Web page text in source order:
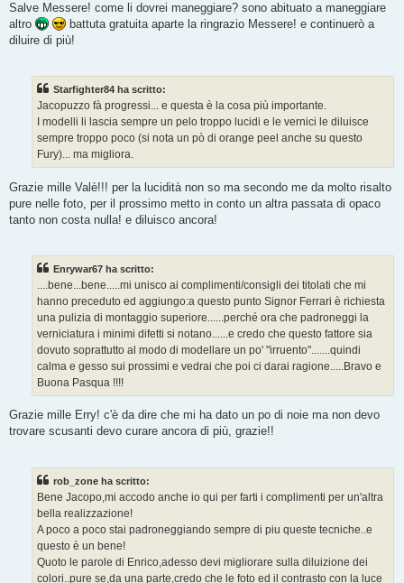
Salve Messere! come li dovrei maneggiare? sono abituato a maneggiare
altro
battuta gratuita aparte la ringrazio Messere! e continuerò a
diluire di più!
Starfighter84 ha scritto:
Jacopuzzo fà progressi... e questa è la cosa più importante.
I modelli li lascia sempre un pelo troppo lucidi e le vernici le diluisce
sempre troppo poco (si nota un pò di orange peel anche su questo
Fury)... ma migliora.
Grazie mille Valè!!! per la lucidità non so ma secondo me da molto risalto
pure nelle foto, per il prossimo metto in conto un altra passata di opaco
tanto non costa nulla! e diluisco ancora!
Enrywar67 ha scritto:
....bene...bene.....mi unisco ai complimenti/consigli dei titolati che mi
hanno preceduto ed aggiungo:a questo punto Signor Ferrari è richiesta
una pulizia di montaggio superiore......perché ora che padroneggi la
verniciatura i minimi difetti si notano......e credo che questo fattore sia
dovuto soprattutto al modo di modellare un po' "irruento".......quindi
calma e gesso sui prossimi e vedrai che poi ci darai ragione.....Bravo e
Buona Pasqua !!!!
Grazie mille Erry! c'è da dire che mi ha dato un po di noie ma non devo
trovare scusanti devo curare ancora di più, grazie!!
rob_zone ha scritto:
Bene Jacopo,mi accodo anche io qui per farti i complimenti per un'altra
bella realizzazione!
A poco a poco stai padroneggiando sempre di piu queste tecniche..e
questo è un bene!
Quoto le parole di Enrico,adesso devi migliorare sulla diluizione dei
colori..pure se,da una parte,credo che le foto ed il contrasto con la luce